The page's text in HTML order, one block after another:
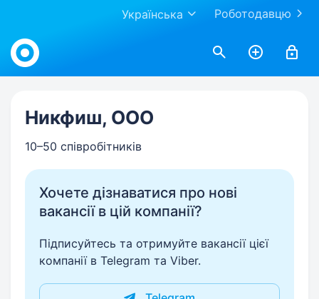
Роботодавцю
Українська
Work.ua
Никфиш, ООО
10–50 співробітників
Хочете дізнаватися про нові
вакансії в цій компанії?
Підписуйтесь та отримуйте вакансії цієї
компанії в Telegram та Viber.